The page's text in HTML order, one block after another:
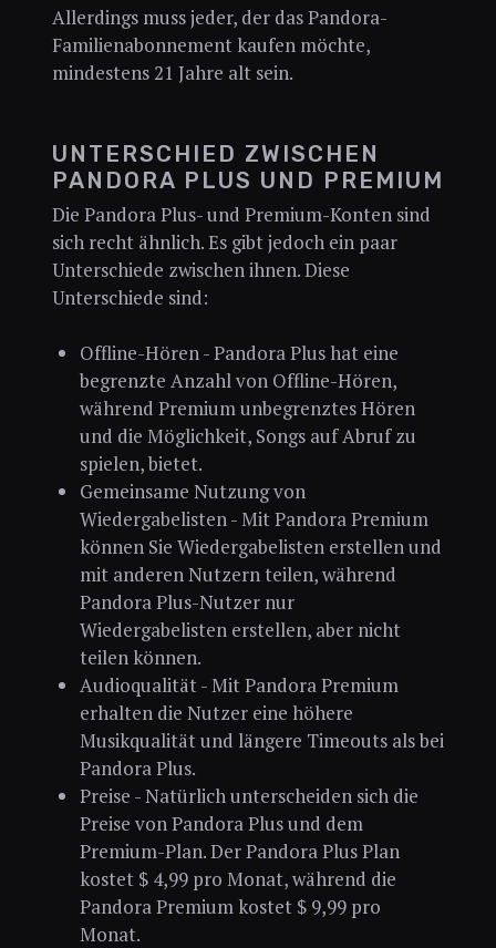
Allerdings muss jeder, der das Pandora-
Familienabonnement kaufen möchte,
mindestens 21 Jahre alt sein.
UNTERSCHIED ZWISCHEN
PANDORA PLUS UND PREMIUM
Die Pandora Plus- und Premium-Konten sind
sich recht ähnlich. Es gibt jedoch ein paar
Unterschiede zwischen ihnen. Diese
Unterschiede sind:
Offline-Hören - Pandora Plus hat eine
begrenzte Anzahl von Offline-Hören,
während Premium unbegrenztes Hören
und die Möglichkeit, Songs auf Abruf zu
spielen, bietet.
Gemeinsame Nutzung von
Wiedergabelisten - Mit Pandora Premium
können Sie Wiedergabelisten erstellen und
mit anderen Nutzern teilen, während
Pandora Plus-Nutzer nur
Wiedergabelisten erstellen, aber nicht
teilen können.
Audioqualität - Mit Pandora Premium
erhalten die Nutzer eine höhere
Musikqualität und längere Timeouts als bei
Pandora Plus.
Preise - Natürlich unterscheiden sich die
Preise von Pandora Plus und dem
Premium-Plan. Der Pandora Plus Plan
kostet $ 4,99 pro Monat, während die
Pandora Premium kostet $ 9,99 pro
Monat.